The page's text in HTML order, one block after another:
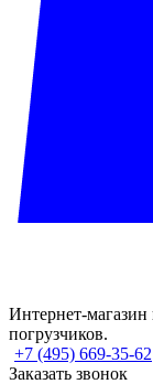
Интернет-
погрузчиков.
+7 (495) 669-35-62
Заказать звонок